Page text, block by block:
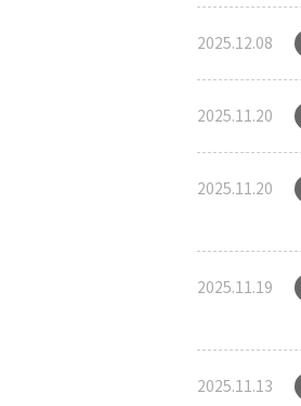
2025.12.08
2025.11.20
2025.11.20
2025.11.19
2025.11.13